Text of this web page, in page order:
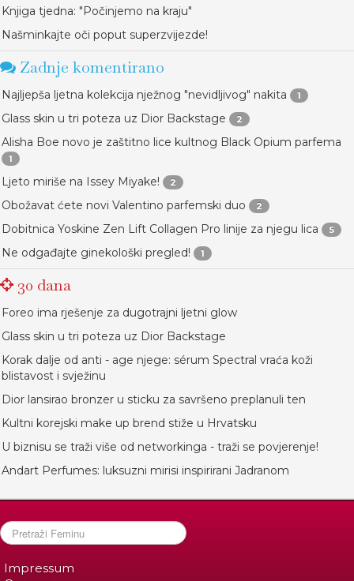
Knjiga tjedna: "Počinjemo na kraju"
Našminkajte oči poput superzvijezde!
Zadnje komentirano
Najljepša ljetna kolekcija nježnog "nevidljivog" nakita 1
Glass skin u tri poteza uz Dior Backstage 2
Alisha Boe novo je zaštitno lice kultnog Black Opium parfema
1
Ljeto miriše na Issey Miyake! 2
Obožavat ćete novi Valentino parfemski duo 2
Dobitnica Yoskine Zen Lift Collagen Pro linije za njegu lica 5
Ne odgađajte ginekološki pregled! 1
30 dana
Foreo ima rješenje za dugotrajni ljetni glow
Glass skin u tri poteza uz Dior Backstage
Korak dalje od anti - age njege: sérum Spectral vraća koži
blistavost i svježinu
Dior lansirao bronzer u sticku za savršeno preplanuli ten
Kultni korejski make up brend stiže u Hrvatsku
U biznisu se traži više od networkinga - traži se povjerenje!
Andart Perfumes: luksuzni mirisi inspirirani Jadranom
Impressum